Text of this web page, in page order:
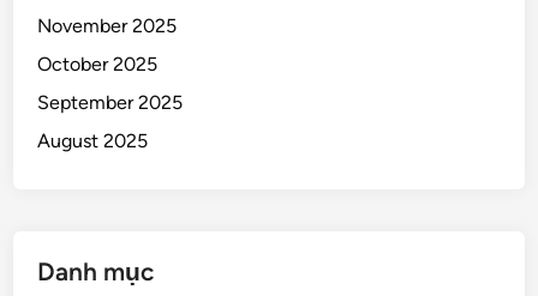
November 2025
October 2025
September 2025
August 2025
Danh mục